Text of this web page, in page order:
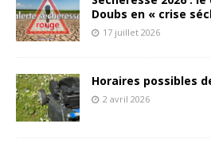
Doubs en « crise
17 juillet 2026
Horaires possibles
2 avril 2026